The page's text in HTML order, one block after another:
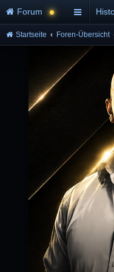
Forum
Startseite Foren-Übersicht